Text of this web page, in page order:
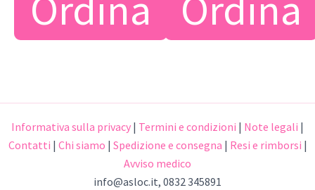
Informativa sulla privacy | Termini e condizioni | Note legali |
Contatti | Chi siamo | Spedizione e consegna | Resi e rimborsi |
Avviso medico
info@asloc.it, 0832 345891